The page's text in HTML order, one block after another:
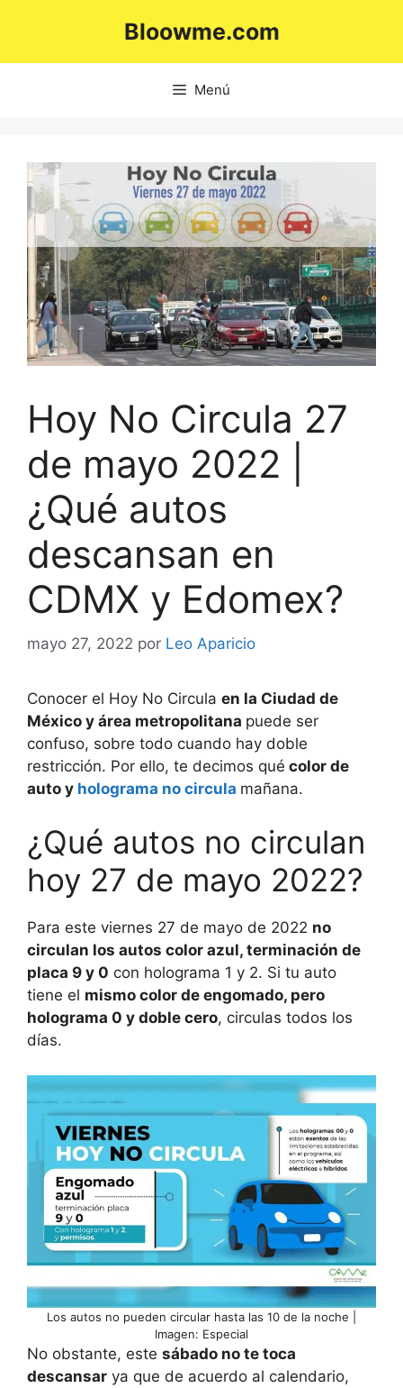
Bloowme.com
Menú
Hoy No Circula 27
de mayo 2022 |
¿Qué autos
descansan en
CDMX y Edomex?
mayo 27, 2022 por Leo Aparicio
Conocer el Hoy No Circula en la Ciudad de
México y área metropolitana puede ser
confuso, sobre todo cuando hay doble
restricción. Por ello, te decimos qué color de
auto y holograma no circula mañana.
¿Qué autos no circulan
hoy 27 de mayo 2022?
Para este viernes 27 de mayo de 2022 no
circulan los autos color azul, terminación de
placa 9 y 0 con holograma 1 y 2. Si tu auto
tiene el mismo color de engomado, pero
holograma 0 y doble cero, circulas todos los
días.
Los autos no pueden circular hasta las 10 de la noche |
Imagen: Especial
No obstante, este sábado no te toca
descansar ya que de acuerdo al calendario,